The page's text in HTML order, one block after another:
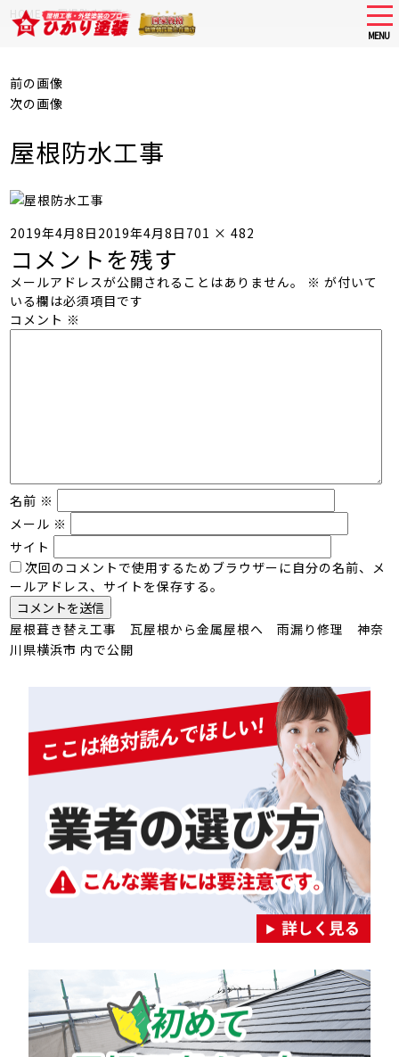
Skip
to
MENU
HOME >屋根防水工事
前の画像
次の画像
屋根防水工事
投
稿
日:
2019年4月8日 2019年4月8日 フ
イ
701 × 482
コメントを残す
メールアドレスが公開されることはありません。 ※ が付いて
いる欄は必須項目です
コメント ※
名前 ※
メール ※
サイト
次回のコメントで使用するためブラウザーに自分の名前、メ
ールアドレス、サイトを保存する。
投
稿
ビ
ゲ
屋根葺き替え工事 瓦屋根から金属屋根へ 雨漏り修理 神奈
川県横浜市 内で公開